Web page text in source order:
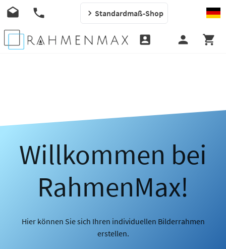
Standardmaß-Shop
Willkommen bei
RahmenMax!
Hier können Sie sich Ihren individuellen Bilderrahmen
erstellen.